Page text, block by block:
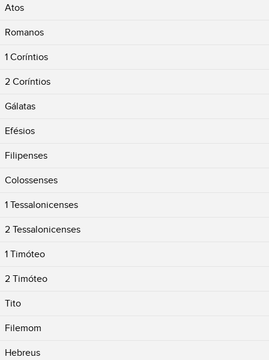
Atos
Romanos
1 Coríntios
2 Coríntios
Gálatas
Efésios
Filipenses
Colossenses
1 Tessalonicenses
2 Tessalonicenses
1 Timóteo
2 Timóteo
Tito
Filemom
Hebreus